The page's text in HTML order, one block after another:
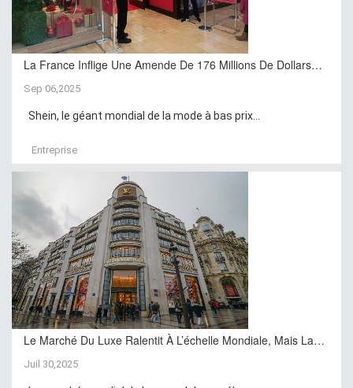
La France Inflige Une Amende De 176 Millions De Dollars…
Sep 06,2025
Shein, le géant mondial de la mode à bas prix...
Entreprise
Le Marché Du Luxe Ralentit À L’échelle Mondiale, Mais La…
Juil 30,2025